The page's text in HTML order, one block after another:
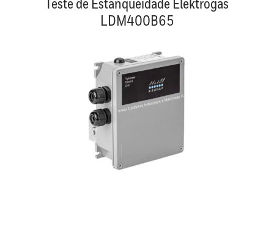
Teste de Estanqueidade Elektrogas
LDM400B65